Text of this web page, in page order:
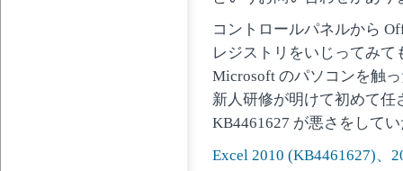
コントロールパネルから
レジストリをいじってみ
Microsoft のパソコンを触
新人研修が明けて初めて
KB4461627 が悪さをして
Excel 2010 (KB4461627)、